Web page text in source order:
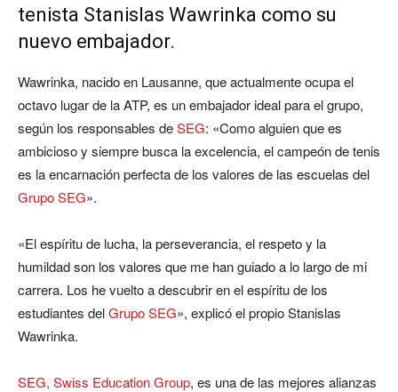
tenista Stanislas Wawrinka como su
nuevo embajador.
Wawrinka, nacido en Lausanne, que actualmente ocupa el
octavo lugar de la ATP, es un embajador ideal para el grupo,
según los responsables deSEG: «Como alguien que es
ambicioso y siempre busca la excelencia, el campeón de tenis
es la encarnación perfecta de los valores de las escuelas del
Grupo SEG».
«El espíritu de lucha, la perseverancia, el respeto y la
humildad son los valores que me han guiado a lo largo de mi
carrera. Los he vuelto a descubrir en el espíritu de los
estudiantes delGrupo SEG», explicó el propio Stanislas
Wawrinka.
SEG, Swiss Education Group, es una de las mejores alianzas